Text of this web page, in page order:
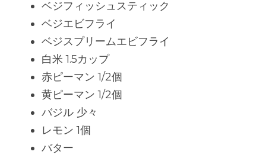
ベジフィッシュスティック
ベジエビフライ
ベジスプリームエビフライ
白米 1.5カップ
赤ピーマン 1/2個
黄ピーマン 1/2個
バジル 少々
レモン 1個
バター